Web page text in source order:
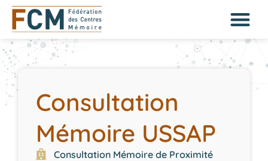
Consultation
Mémoire USSAP
Consultation Mémoire de Proximité